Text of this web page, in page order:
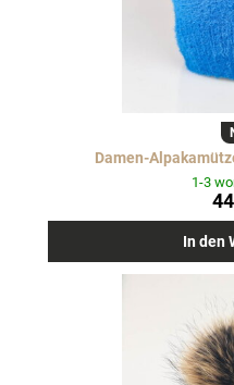
Damen-
1-3
In den